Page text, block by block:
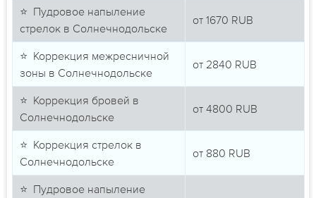
⭐ Пудровое напыление
стрелок в Солнечнодольске
от 1670 RUB
⭐ Коррекция межресничной
зоны в Солнечнодольске
от 2840 RUB
⭐ Коррекция бровей в
Солнечнодольске
от 4800 RUB
⭐ Коррекция стрелок в
Солнечнодольске
от 880 RUB
⭐ Пудровое напыление